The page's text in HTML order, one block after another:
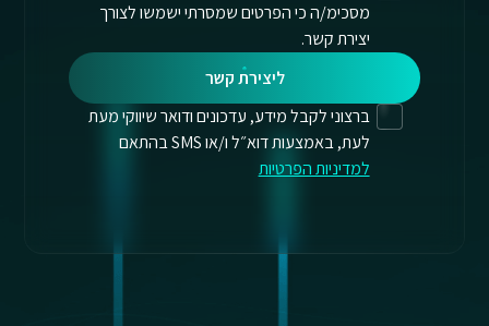
מסכימ/ה כי הפרטים שמסרתי ישמשו לצורך
יצירת קשר.
ליצירת קשר
ברצוני לקבל מידע, עדכונים ודואר שיווקי מעת
לעת, באמצעות דוא״ל ו/או SMS בהתאם
למדיניות הפרטיות